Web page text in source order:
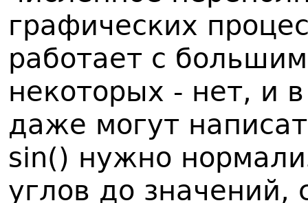
графических
работает с
некоторых - нет, и
даже могут
sin() нужно
углов до значений,